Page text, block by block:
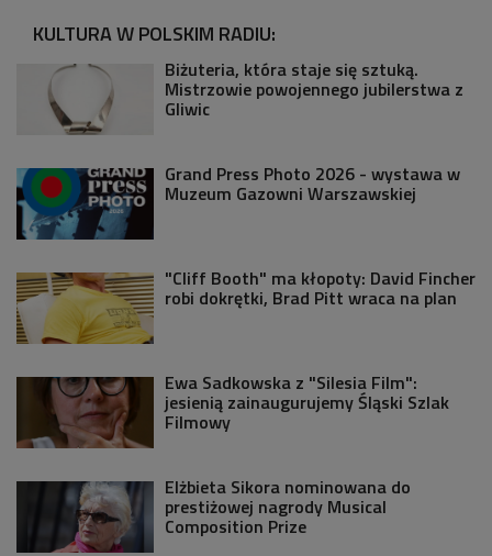
KULTURA W POLSKIM RADIU:
Biżuteria, która staje się sztuką.
Mistrzowie powojennego jubilerstwa z
Gliwic
Grand Press Photo 2026 - wystawa w
Muzeum Gazowni Warszawskiej
"Cliff Booth" ma kłopoty: David Fincher
robi dokrętki, Brad Pitt wraca na plan
Ewa Sadkowska z "Silesia Film":
jesienią zainaugurujemy Śląski Szlak
Filmowy
Elżbieta Sikora nominowana do
prestiżowej nagrody Musical
Composition Prize